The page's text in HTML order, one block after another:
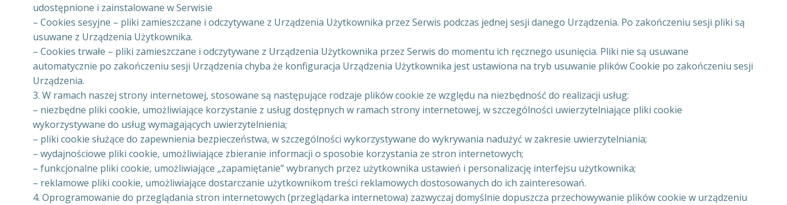
udostępnione i zainstalowane w Serwisie
– Cookies sesyjne – pliki zamieszczane i odczytywane z Urządzenia Użytkownika przez Serwis podczas jednej sesji danego Urządzenia. Po zakończeniu sesji pliki są
usuwane z Urządzenia Użytkownika.
– Cookies trwałe – pliki zamieszczane i odczytywane z Urządzenia Użytkownika przez Serwis do momentu ich ręcznego usunięcia. Pliki nie są usuwane
automatycznie po zakończeniu sesji Urządzenia chyba że konfiguracja Urządzenia Użytkownika jest ustawiona na tryb usuwanie plików Cookie po zakończeniu sesji
Urządzenia.
3. W ramach naszej strony internetowej, stosowane są następujące rodzaje plików cookie ze względu na niezbędność do realizacji usług:
– niezbędne pliki cookie, umożliwiające korzystanie z usług dostępnych w ramach strony internetowej, w szczególności uwierzytelniające pliki cookie
wykorzystywane do usług wymagających uwierzytelnienia;
– pliki cookie służące do zapewnienia bezpieczeństwa, w szczególności wykorzystywane do wykrywania nadużyć w zakresie uwierzytelniania;
– wydajnościowe pliki cookie, umożliwiające zbieranie informacji o sposobie korzystania ze stron internetowych;
– funkcjonalne pliki cookie, umożliwiające „zapamiętanie” wybranych przez użytkownika ustawień i personalizację interfejsu użytkownika;
– reklamowe pliki cookie, umożliwiające dostarczanie użytkownikom treści reklamowych dostosowanych do ich zainteresowań.
4. Oprogramowanie do przeglądania stron internetowych (przeglądarka internetowa) zazwyczaj domyślnie dopuszcza przechowywanie plików cookie w urządzeniu